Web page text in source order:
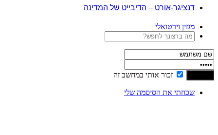
דנציגר-אורט – הדיבייט של המדינה
מגזין וירטואלי
זכור אותי במחשב זה
שכחתי את הסיסמה שלי